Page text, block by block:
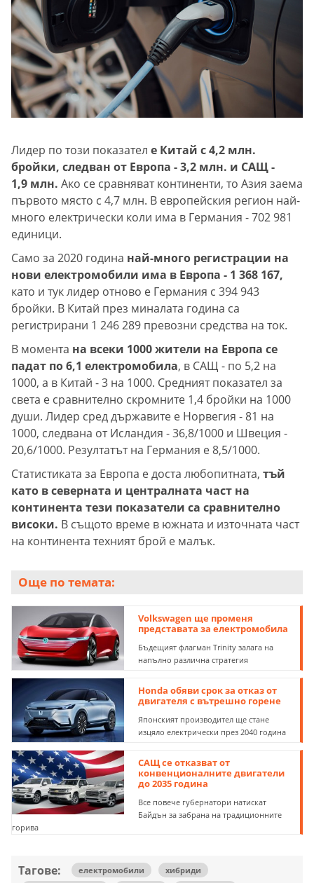
Лидер по този показател е Китай с 4,2 млн.
бройки, следван от Европа - 3,2 млн. и САЩ -
1,9 млн. Ако се сравняват континенти, то Азия заема
първото място с 4,7 млн. В европейския регион най-
много електрически коли има в Германия - 702 981
единици.
Само за 2020 година най-много регистрации на
нови електромобили има в Европа - 1 368 167,
като и тук лидер отново е Германия с 394 943
бройки. В Китай през миналата година са
регистрирани 1 246 289 превозни средства на ток.
В момента на всеки 1000 жители на Европа се
падат по 6,1 електромобила, в САЩ - по 5,2 на
1000, а в Китай - 3 на 1000. Средният показател за
света е сравнително скромните 1,4 бройки на 1000
души. Лидер сред държавите е Норвегия - 81 на
1000, следвана от Исландия - 36,8/1000 и Швеция -
20,6/1000. Резултатът на Германия е 8,5/1000.
Статистиката за Европа е доста любопитната, тъй
като в северната и централната част на
континента тези показатели са сравнително
високи. В същото време в южната и източната част
на континента техният брой е малък.
Още по темата:
Volkswagen ще променя
представата за електромобила
Бъдещият флагман Trinity залага на
напълно различна стратегия
Honda обяви срок за отказ от
двигателя с вътрешно горене
Японският производител ще стане
изцяло електрически през 2040 година
САЩ се отказват от
конвенционалните двигатели
до 2035 година
Все повече губернатори натискат
Байдън за забрана на традиционните
горива
Тагове: електромобили
хибриди